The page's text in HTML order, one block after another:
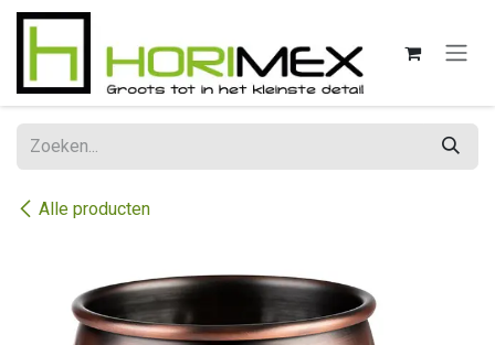
Overslaan naar inhoud
Alle producten